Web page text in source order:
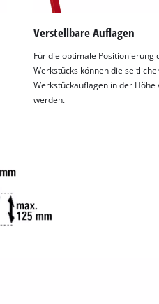
Verstellbare Auflagen
Für die optimale Positionierung
Werkstücks können die
Werkstückauflagen in der Höhe
werden.